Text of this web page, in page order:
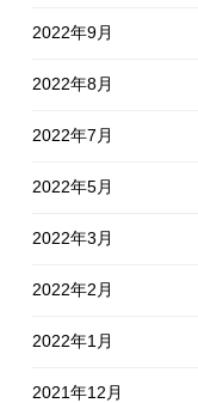
2022年9月
2022年8月
2022年7月
2022年5月
2022年3月
2022年2月
2022年1月
2021年12月